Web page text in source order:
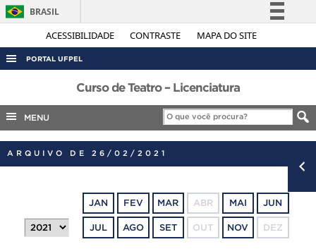
ACESSIBILIDADE CONTRASTE MAPA DO SITE
BRASIL
Simplifique!
Legislação
Canais
PORTAL UFPEL
ACESSO À INFORMAÇÃO
AUDITORIA
COBALTO
CONCURSOS
OUVIDORIA
Curso de Teatro – Licenciatura
MENU
ARQUIVO DE 26/02/2021
JAN FEV MAR ABR MAI JUN
JUL AGO SET OUT NOV DEZ